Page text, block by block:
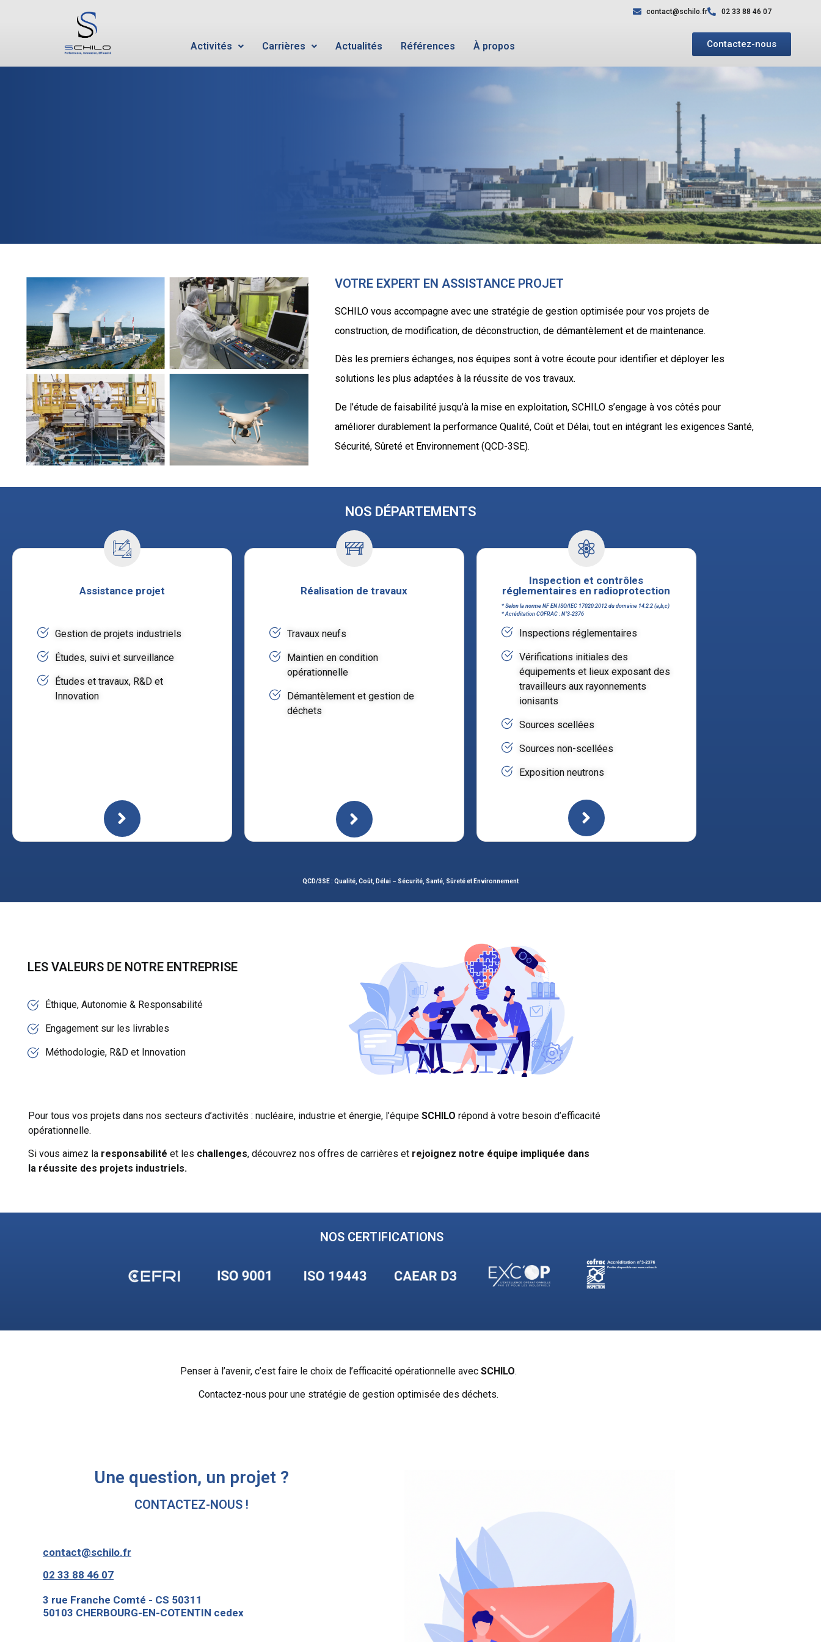
contact@schilo.fr 02 33 88 46 07
Activités Carrières Actualités Références À propos Contactez-nous
VOTRE EXPERT EN ASSISTANCE PROJET
SCHILO vous accompagne avec une stratégie de gestion optimisée pour vos projets de
construction, de modification, de déconstruction, de démantèlement et de maintenance.
Dès les premiers échanges, nos équipes sont à votre écoute pour identifier et déployer les
solutions les plus adaptées à la réussite de vos travaux.
De l’étude de faisabilité jusqu’à la mise en exploitation, SCHILO s’engage à vos côtés pour
améliorer durablement la performance Qualité, Coût et Délai, tout en intégrant les exigences Santé,
Sécurité, Sûreté et Environnement (QCD-3SE).
NOS DÉPARTEMENTS
Assistance projet
Gestion de projets industriels
Études, suivi et surveillance
Études et travaux, R&D et
Innovation
Réalisation de travaux
Travaux neufs
Maintien en condition
opérationnelle
Démantèlement et gestion de
déchets
Inspection et contrôles
réglementaires en radioprotection
* Selon la norme NF EN ISO/IEC 17020:2012 du domaine 14.2.2 (a,b,c)
* Acréditation COFRAC : N°3-2376
Inspections réglementaires
Vérifications initiales des
équipements et lieux exposant des
travailleurs aux rayonnements
ionisants
Sources scellées
Sources non-scellées
Exposition neutrons
QCD/3SE : Qualité, Coût, Délai – Sécurité, Santé, Sûreté et Environnement
LES VALEURS DE NOTRE ENTREPRISE
Éthique, Autonomie & Responsabilité
Engagement sur les livrables
Méthodologie, R&D et Innovation
Pour tous vos projets dans nos secteurs d’activités : nucléaire, industrie et énergie, l’équipe SCHILO répond à votre besoin d’efficacité
opérationnelle.
Si vous aimez la responsabilité et les challenges, découvrez nos offres de carrières et rejoignez notre équipe impliquée dans
la réussite des projets industriels.
NOS CERTIFICATIONS
Penser à l’avenir, c’est faire le choix de l’efficacité opérationnelle avec SCHILO.
Contactez-nous pour une stratégie de gestion optimisée des déchets.
Une question, un projet ?
CONTACTEZ-NOUS !
contact@schilo.fr
02 33 88 46 07
3 rue Franche Comté - CS 50311
50103 CHERBOURG-EN-COTENTIN cedex